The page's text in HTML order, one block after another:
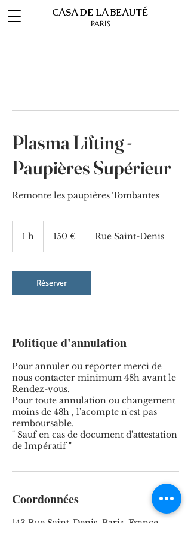
CASA DE LA BEAUTÉ
PARIS
Plasma Lifting -
Paupières Supérieur
Remonte les paupières Tombantes
1 h 150 € Rue Saint-Denis
Réserver
Politique d'annulation
Pour annuler ou reporter merci de
nous contacter minimum 48h avant le
Rendez-vous.
Pour toute annulation ou changement
moins de 48h , l'acompte n'est pas
remboursable.
" Sauf en cas de document d'attestation
Coordonnées
143 Rue Saint-Denis, Paris, France